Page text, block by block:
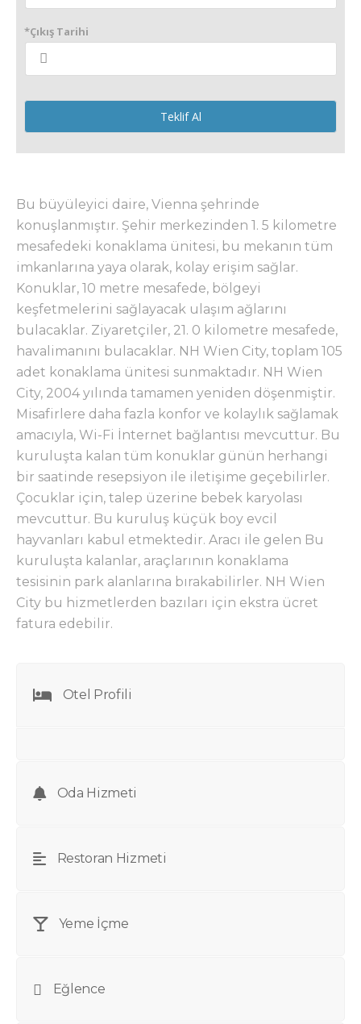
*Çıkış Tarihi
Teklif Al
Bu büyüleyici daire, Vienna şehrinde
konuşlanmıştır. Şehir merkezinden 1. 5 kilometre
mesafedeki konaklama ünitesi, bu mekanın tüm
imkanlarına yaya olarak, kolay erişim sağlar.
Konuklar, 10 metre mesafede, bölgeyi
keşfetmelerini sağlayacak ulaşım ağlarını
bulacaklar. Ziyaretçiler, 21. 0 kilometre mesafede,
havalimanını bulacaklar. NH Wien City, toplam 105
adet konaklama ünitesi sunmaktadır. NH Wien
City, 2004 yılında tamamen yeniden döşenmiştir.
Misafirlere daha fazla konfor ve kolaylık sağlamak
amacıyla, Wi-Fi İnternet bağlantısı mevcuttur. Bu
kuruluşta kalan tüm konuklar günün herhangi
bir saatinde resepsiyon ile iletişime geçebilirler.
Çocuklar için, talep üzerine bebek karyolası
mevcuttur. Bu kuruluş küçük boy evcil
hayvanları kabul etmektedir. Aracı ile gelen Bu
kuruluşta kalanlar, araçlarının konaklama
tesisinin park alanlarına bırakabilirler. NH Wien
City bu hizmetlerden bazıları için ekstra ücret
fatura edebilir.
Otel Profili
Oda Hizmeti
Restoran Hizmeti
Yeme İçme
Eğlence